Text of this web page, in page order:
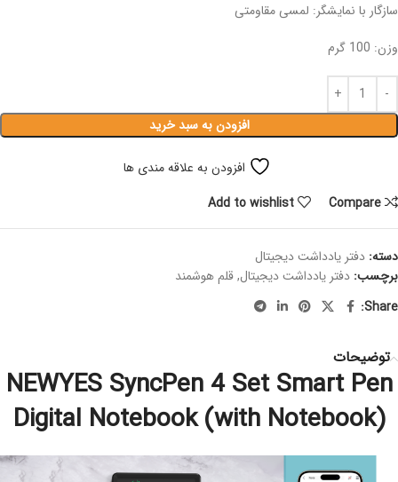
سازگار با نمایشگر‌: لمسی مقاومتی
وزن: 100 گرم
افزودن به سبد خرید
افزودن به علاقه مندی ها
Compare
Add to wishlist
دسته: دفتر یادداشت دیجیتال
برچسب: دفتر یادداشت دیجیتال,قلم هوشمند
Share:
توضیحات
NEWYES SyncPen 4 Set Smart Pen
Digital Notebook (with Notebook)